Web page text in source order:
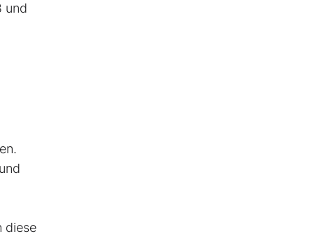
und
diese